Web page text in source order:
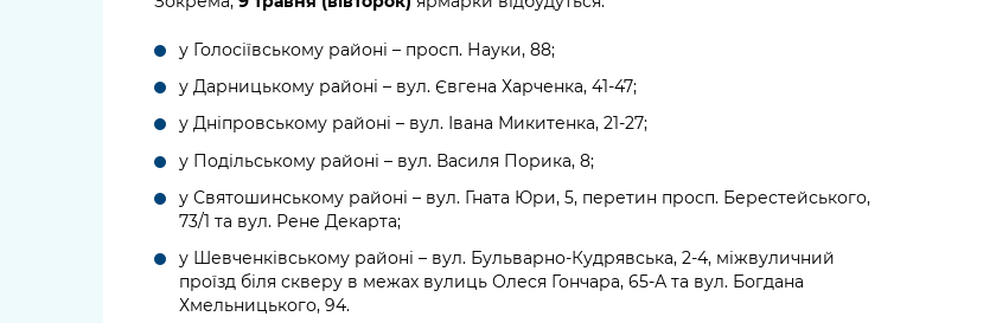
у Голосіївському районі – просп. Науки, 88;
у Дарницькому районі – вул. Євгена Харченка, 41-47;
у Дніпровському районі – вул. Івана Микитенка, 21-27;
у Подільському районі – вул. Василя Порика, 8;
у Святошинському районі – вул. Гната Юри, 5, перетин просп. Берестейського,
73/1 та вул. Рене Декарта;
у Шевченківському районі – вул. Бульварно-Кудрявська, 2-4, міжвуличний
проїзд біля скверу в межах вулиць Олеся Гончара, 65-А та вул. Богдана
Хмельницького, 94.